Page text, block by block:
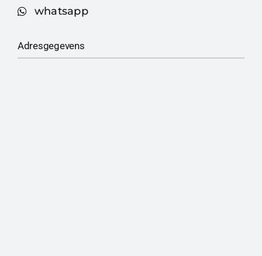
whatsapp
Adresgegevens